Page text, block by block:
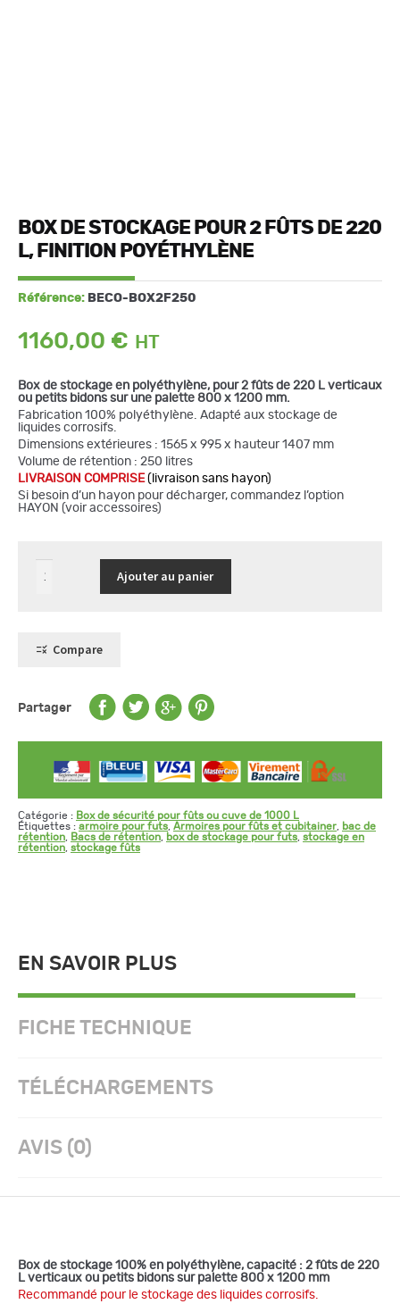
BOX DE STOCKAGE POUR 2 FÛTS DE 220
L, FINITION POYÉTHYLÈNE
Référence: BECO-BOX2F250
1160,00 €
Box de stockage en polyéthylène, pour 2 fûts de 220 L verticaux
ou petits bidons sur une palette 800 x 1200 mm.
Fabrication 100% polyéthylène. Adapté aux stockage de
liquides corrosifs.
Dimensions extérieures : 1565 x 995 x hauteur 1407 mm
Volume de rétention : 250 litres
LIVRAISON COMPRISE(livraison sans hayon)
Si besoin d’un hayon pour décharger, commandez l’option
HAYON (voir accessoires)
quantité
de
fûts
finition
poyéthylène
Ajouter au panier
Compare
Partager
Catégorie : Box de sécurité pour fûts ou cuve de 1000 L
Étiquettes : armoire pour futs Armoires pour fûts et cubitainer
bac de
rétention
Bacs de rétention box de stockage pour futs stockage en
rétention stockage fûts
EN SAVOIR PLUS
FICHE TECHNIQUE
TÉLÉCHARGEMENTS
AVIS (0)
Box de stockage 100% en polyéthylène, capacité : 2 fûts de 220
L verticaux ou petits bidons sur palette 800 x 1200 mm
Recommandé pour le stockage des liquides corrosifs.